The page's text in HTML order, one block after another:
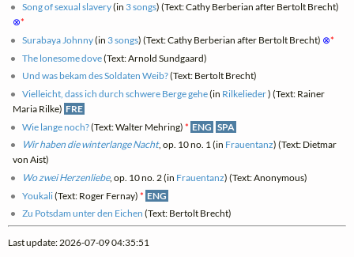
Song of sexual slavery(in 3 songs) (Text: Cathy Berberian after Bertolt Brecht)
⊗*
Surabaya Johnny(in 3 songs) (Text: Cathy Berberian after Bertolt Brecht) ⊗*
The lonesome dove(Text: Arnold Sundgaard)
Und was bekam des Soldaten Weib?(Text: Bertolt Brecht)
Vielleicht, dass ich durch schwere Berge gehe(in Rilkelieder) (Text: Rainer
Maria Rilke) FRE
Wie lange noch?(Text: Walter Mehring)* ENG SPA
Wir haben die winterlange Nacht, op. 10 no. 1 (in Frauentanz) (Text: Dietmar
von Aist)
Wo zwei Herzenliebe, op. 10 no. 2 (in Frauentanz) (Text: Anonymous)
Youkali(Text: Roger Fernay)* ENG
Zu Potsdam unter den Eichen (Text: Bertolt Brecht)
Last update: 2026-07-09 04:35:51